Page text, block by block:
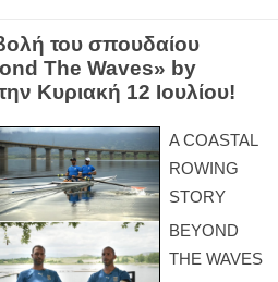
του σπουδαίου
The Waves» by
Κυριακή 12 Ιουλίου!
A COASTAL
ROWING
STORY
BEYOND
THE WAVES